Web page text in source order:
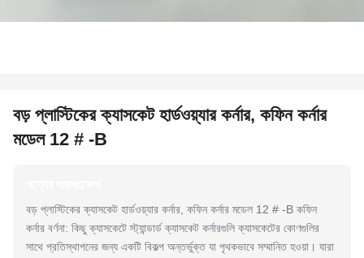
বড় প্লাস্টিকের ক্যাসকেট হার্ডওয়্যার কর্নার, কফিন কর্নার
মডেল 12 # -B
বড় প্লাস্টিকের ক্যাসকেট হার্ডওয়্যার কর্নার, কফিন কর্নার মডেল 12 # -B কফিন
কর্নার বর্ণনা: কিছু ক্যাসকেটে স্ট্যান্ডার্ড ক্যাসকেট কর্নারগুলি ক্যাসকেটের কোণগুলির
সাথে প্রতিস্থাপনের জন্য একটি বিকল্প অন্তর্ভুক্ত যা পৃথকভাবে সম্মানিত হওয়া। যারা